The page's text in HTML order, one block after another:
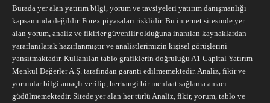
Burada yer alan yatırım bilgi, yorum ve tavsiyeleri yatırım danışmanlığı
kapsamında değildir. Forex piyasaları risklidir. Bu internet sitesinde yer
alan yorum, analiz ve fikirler güvenilir olduğuna inanılan kaynaklardan
yararlanılarak hazırlanmıştır ve analistlerimizin kişisel görüşlerini
yansıtmaktadır. Kullanılan tablo grafiklerin doğruluğu A1 Capital Yatırım
Menkul Değerler A.Ş. tarafından garanti edilmemektedir. Analiz, fikir ve
yorumlar bilgi amaçlı verilip, herhangi bir menfaat sağlama amacı
güdülmemektedir. Sitede yer alan her türlü Analiz, fikir, yorum, tablo ve